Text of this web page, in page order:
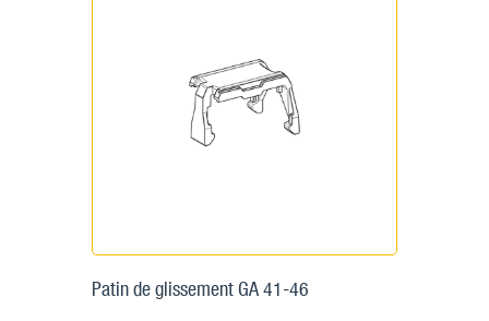
Patin de glissement GA 41-46